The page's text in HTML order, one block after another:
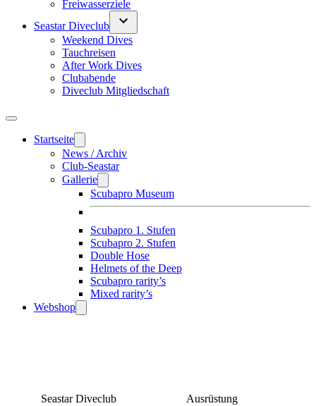
Freiwasserziele
Seastar Diveclub
Weekend Dives
Tauchreisen
After Work Dives
Clubabende
Diveclub Mitgliedschaft
Startseite
News / Archiv
Club-Seastar
Gallerie
Scubapro Museum
Scubapro 1. Stufen
Scubapro 2. Stufen
Double Hose
Helmets of the Deep
Scubapro rarity’s
Mixed rarity’s
Webshop
Seastar Diveclub Ausrüstung